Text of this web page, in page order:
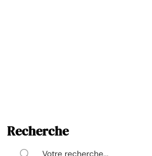
Recherche